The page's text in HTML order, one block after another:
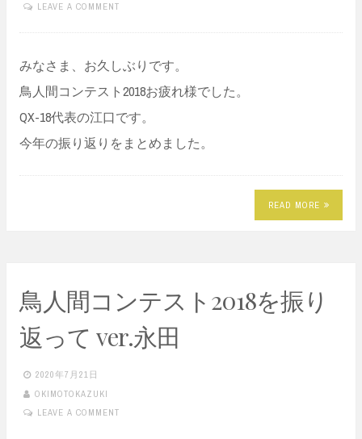
LEAVE A COMMENT
みなさま、お久しぶりです。
鳥人間コンテスト2018お疲れ様でした。
QX-18代表の江口です。
今年の振り返りをまとめました。
READ MORE
鳥人間コンテスト2018を振り
返って ver.永田
2020年7月21日
OKIMOTOKAZUKI
LEAVE A COMMENT